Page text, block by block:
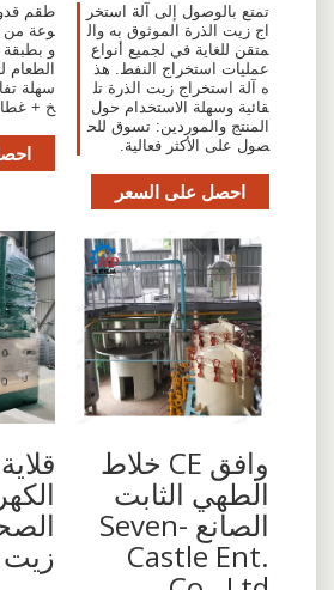
تمتع بالوصول إلى آلة استخر
اج زيت الذرة الموثوق به وال
متقن للغاية في لجميع أنواع
عمليات استخراج النفط. هذ
ه آلة استخراج زيت الذرة تل
قائية وسهلة الاستخدام حول
المنتج والموردين: تسوق للح
صول على الأكثر فعالية.
احصل على السعر
طقم
وعة من
و بطبقة
الطعام
سهلة
خ + غطا..
وافق CE خلاط
الطهي الثابت
الصانع -Seven
Castle Ent. زيت al7207